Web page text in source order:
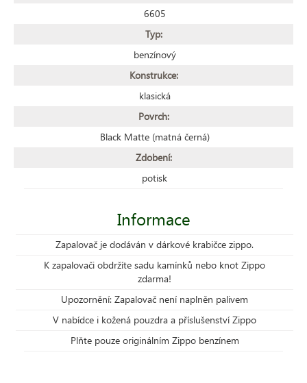
6605
Typ:
benzínový
Konstrukce:
klasická
Povrch:
Black Matte (matná černá)
Zdobení:
potisk
Informace
Zapalovač je dodáván v dárkové krabičce zippo.
K zapalovači obdržíte sadu kamínků nebo knot Zippo
zdarma!
Upozornění: Zapalovač není naplněn palivem
V nabídce i kožená pouzdra a příslušenství Zippo
Plňte pouze originálním Zippo benzínem